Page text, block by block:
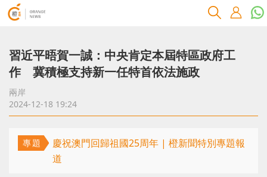
習近平晤賀一誠：中央肯定本屆特區政府工
作 冀積極支持新一任特首依法施政
兩岸
2024-12-18 19:24
專題
慶祝澳門回歸祖國25周年 | 橙新聞特別專題報
道